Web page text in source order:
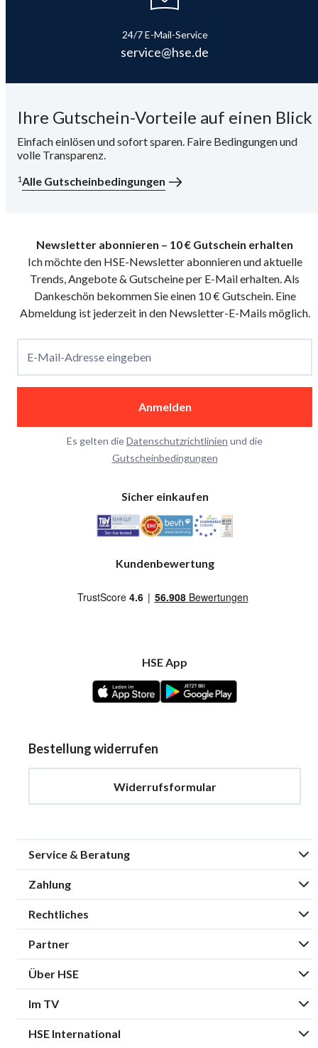
24/7 E-Mail-Service
service@hse.de
Ihre Gutschein-Vorteile auf einen Blick
Einfach einlösen und sofort sparen. Faire Bedingungen und
volle Transparenz.
1Alle Gutscheinbedingungen
Newsletter abonnieren – 10 € Gutschein erhalten
Ich möchte den HSE-Newsletter abonnieren und aktuelle
Trends, Angebote & Gutscheine per E-Mail erhalten. Als
Dankeschön bekommen Sie einen 10 € Gutschein. Eine
Abmeldung ist jederzeit in den Newsletter-E-Mails möglich.
E-Mail-Adresse eingeben
Anmelden
Es gelten dieDatenschutzrichtlinien und die
Gutscheinbedingungen
Sicher einkaufen
Kundenbewertung
HSE App
Bestellung widerrufen
Widerrufsformular
Service & Beratung
Zahlung
Rechtliches
Partner
Über HSE
Im TV
HSE International